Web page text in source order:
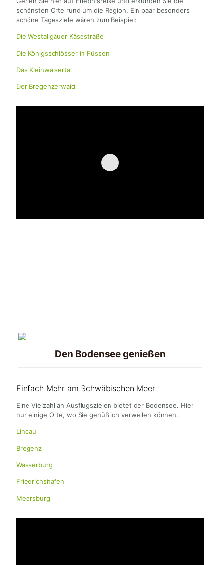
schönsten Orte rund um die Region. Ein paar besonders
schöne Tagesziele wären zum Beispiel:
Die Westallgäuer Käsestraße
Die Königsschlösser in Füssen
Das Kleinwalsertal
Der Bregenzerwald
Den Bodensee genießen
Einfach Mehr am Schwäbischen Meer
Eine Vielzahl an Ausflugszielen bietet der Bodensee. Hier
nur einige Orte, wo Sie genüßlich verweilen können.
Lindau
Bregenz
Wasserburg
Friedrichshafen
Meersburg